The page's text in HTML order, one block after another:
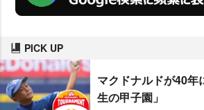
PICK UP
マクドナルドが40年
生の甲子園」